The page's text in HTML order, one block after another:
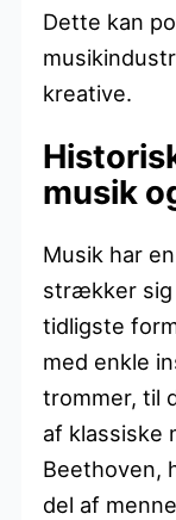
Dette kan
kreative.
musik
Musik har
strækker sig
tidligste
med enkle
trommer, til
af klassiske
Beethoven,
del af